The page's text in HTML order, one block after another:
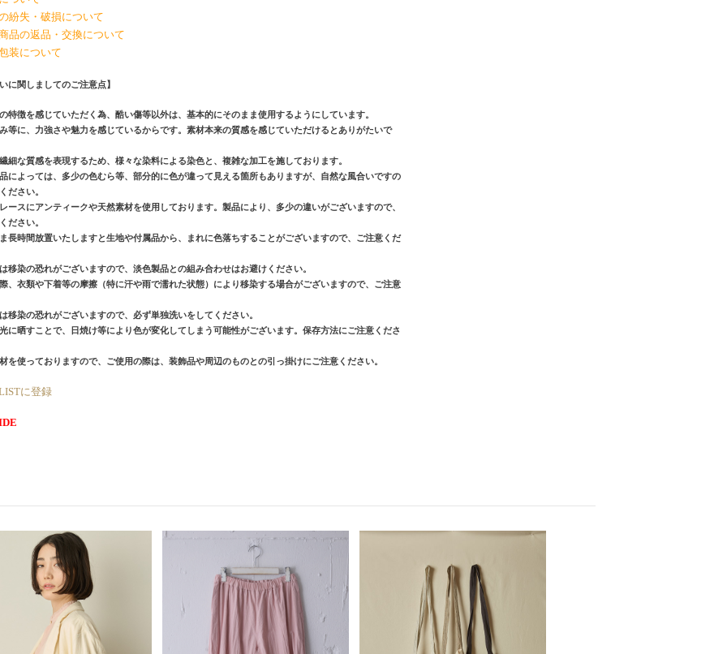
紛失・破損について
品の返品・交換について
装について
に関しましてのご注意点】
特徴を感じていただく為、酷い傷等以外は、基本的にそのまま使用するようにしています。
等に、力強さや魅力を感じているからです。素材本来の質感を感じていただけるとありがたいで
細な質感を表現するため、様々な染料による染色と、複雑な加工を施しております。
によっては、多少の色むら等、部分的に色が違って見える箇所もありますが、自然な風合いですの
ださい。
ースにアンティークや天然素材を使用しております。製品により、多少の違いがございますので、
ださい。
長時間放置いたしますと生地や付属品から、まれに色落ちすることがございますので、ご注意くだ
移染の恐れがございますので、淡色製品との組み合わせはお避けください。
、衣類や下着等の摩擦（特に汗や雨で濡れた状態）により移染する場合がございますので、ご注意
移染の恐れがございますので、必ず単独洗いをしてください。
に晒すことで、日焼け等により色が変化してしまう可能性がございます。保存方法にご注意くださ
を使っておりますので、ご使用の際は、装飾品や周辺のものとの引っ掛けにご注意ください。
に登録